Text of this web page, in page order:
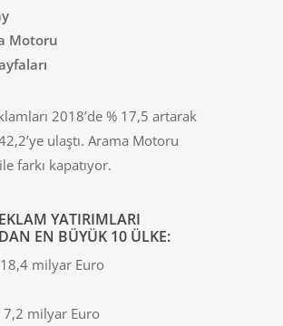
Motoru
2018’de % 17,5 artarak
ulaştı. Arama Motoru
farkı kapatıyor.
YATIRIMLARI
EN BÜYÜK 10 ÜLKE:
milyar Euro
7,2 milyar Euro